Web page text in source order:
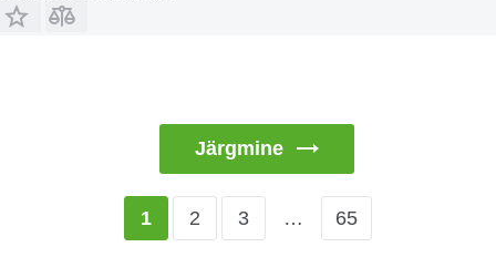
Järgmine
1 2 3 … 65